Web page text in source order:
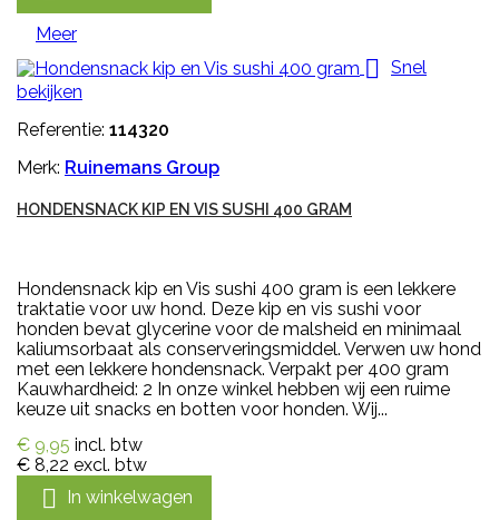
Meer

Snel
bekijken
Referentie: 114320
Merk: Ruinemans Group
HONDENSNACK KIP EN VIS SUSHI 400 GRAM
Hondensnack kip en Vis sushi 400 gram is een lekkere
traktatie voor uw hond. Deze kip en vis sushi voor
honden bevat glycerine voor de malsheid en minimaal
kaliumsorbaat als conserveringsmiddel. Verwen uw hond
met een lekkere hondensnack. Verpakt per 400 gram
Kauwhardheid: 2 In onze winkel hebben wij een ruime
keuze uit snacks en botten voor honden. Wij...
€ 9,95 incl. btw
€ 8,22 excl. btw
 In winkelwagen